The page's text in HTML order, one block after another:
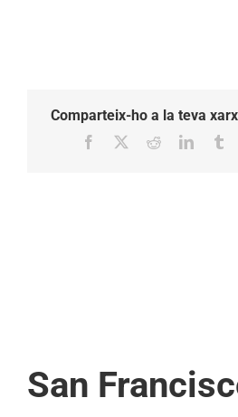
Comparteix-ho a la teva
Facebook RedditLinkedIn
San